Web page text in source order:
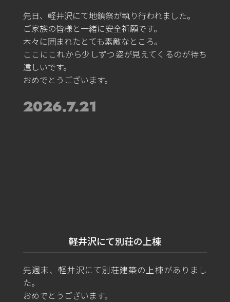
先日、軽井沢にて地鎮祭が執り行われました。
ご家族の皆様と一緒に安全祈願です。
木々に囲まれたとても素敵なところ。
ここにこれから少しずつ姿が見えてくるのが待ち
遠しいです。
おめでとうございます。
2026.7.21
軽井沢にて別荘の上棟
先週末、軽井沢にて別荘建築の上棟がありまし
た。
おめでとうございます。